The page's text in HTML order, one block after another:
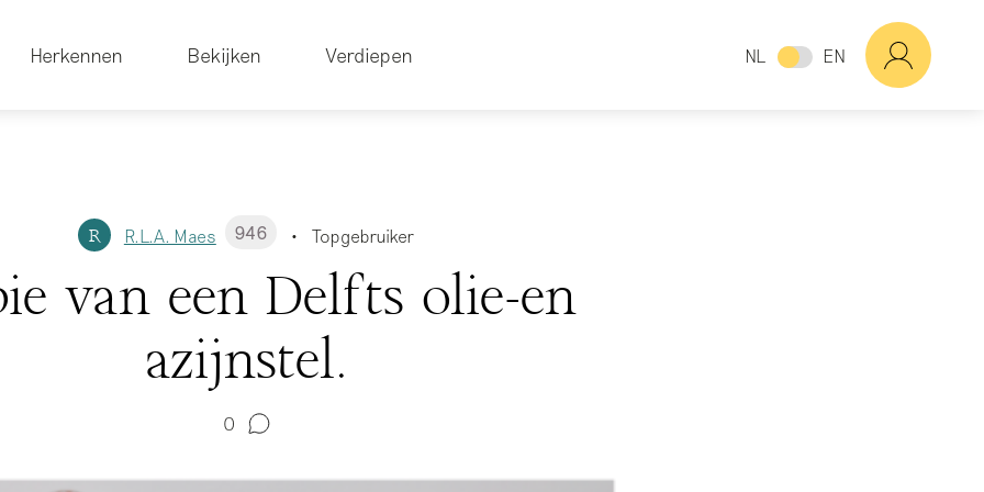
Herkennen Bekijken Verdiepen NL EN
R R.L.A. Maes 946 • Topgebruiker
van een Delfts olie-en
azijnstel.
0